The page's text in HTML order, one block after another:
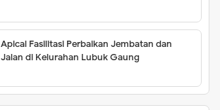
Apical Fasilitasi Perbaikan Jembatan dan
Jalan di Kelurahan Lubuk Gaung